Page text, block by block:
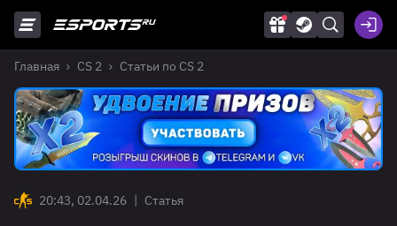
Главная CS 2 Статьи по CS 2
20:43, 02.04.26 | Статья